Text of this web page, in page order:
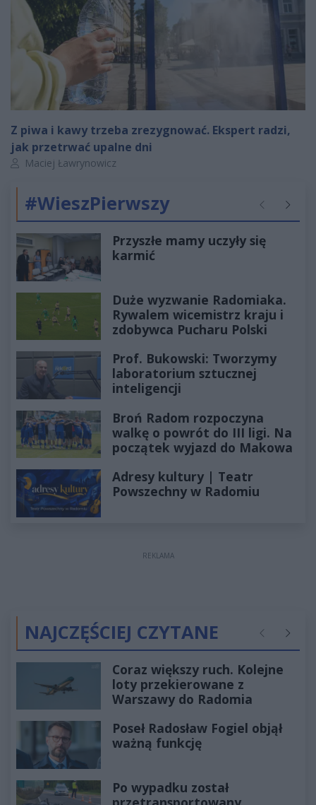
Z piwa i kawy trzeba zrezygnować. Ekspert radzi,
jak przetrwać upalne dni
Autor artykułu:
Maciej Ławrynowicz
#WieszPierwszy Poprzednie
Przyszłe mamy uczyły się
karmić
Duże wyzwanie Radomiaka.
Rywalem wicemistrz kraju i
zdobywca Pucharu Polski
Prof. Bukowski: Tworzymy
laboratorium sztucznej
inteligencji
Broń Radom rozpoczyna
walkę o powrót do III ligi. Na
początek wyjazd do Makowa
Adresy kultury | Teatr
Powszechny w Radomiu
REKLAMA
NAJCZĘŚCIEJ CZYTANE Poprzednie
Coraz większy ruch. Kolejne
loty przekierowane z
Warszawy do Radomia
Poseł Radosław Fogiel objął
ważną funkcję
Po wypadku został